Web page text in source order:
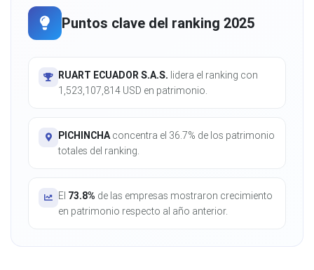
Puntos clave del ranking 2025
RUART ECUADOR S.A.S. lidera el ranking con
1,523,107,814 USD en patrimonio.
PICHINCHAconcentra el 36.7% de los patrimonio
totales del ranking.
El 73.8% de las empresas mostraron crecimiento
en patrimonio respecto al año anterior.